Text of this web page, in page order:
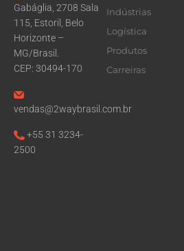
Gabáglia, 2708 Sala
115, Estoril, Belo
Horizonte –
MG/Brasil.
CEP: 30494-170
vendas@2waybrasil.com.br
+55 31 3234-
2500
Indústrias
Logística
Produtos
Carreiras